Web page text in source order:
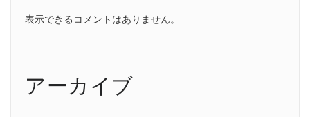
表示できるコメントはありません。
アーカイブ